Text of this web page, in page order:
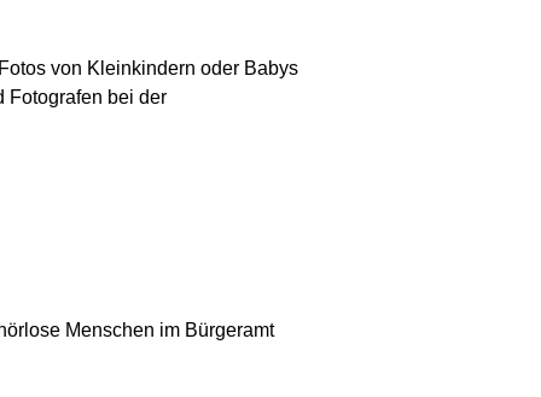
von Kleinkindern oder Babys
Fotografen bei der
Menschen im Bürgeramt